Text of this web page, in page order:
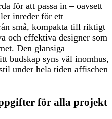
för att passa in – oavsett
inreder för ett
små, kompakta till riktigt
och effektiva designer som
Den glansiga
budskap syns väl inomhus,
under hela tiden affischen
för alla projekt